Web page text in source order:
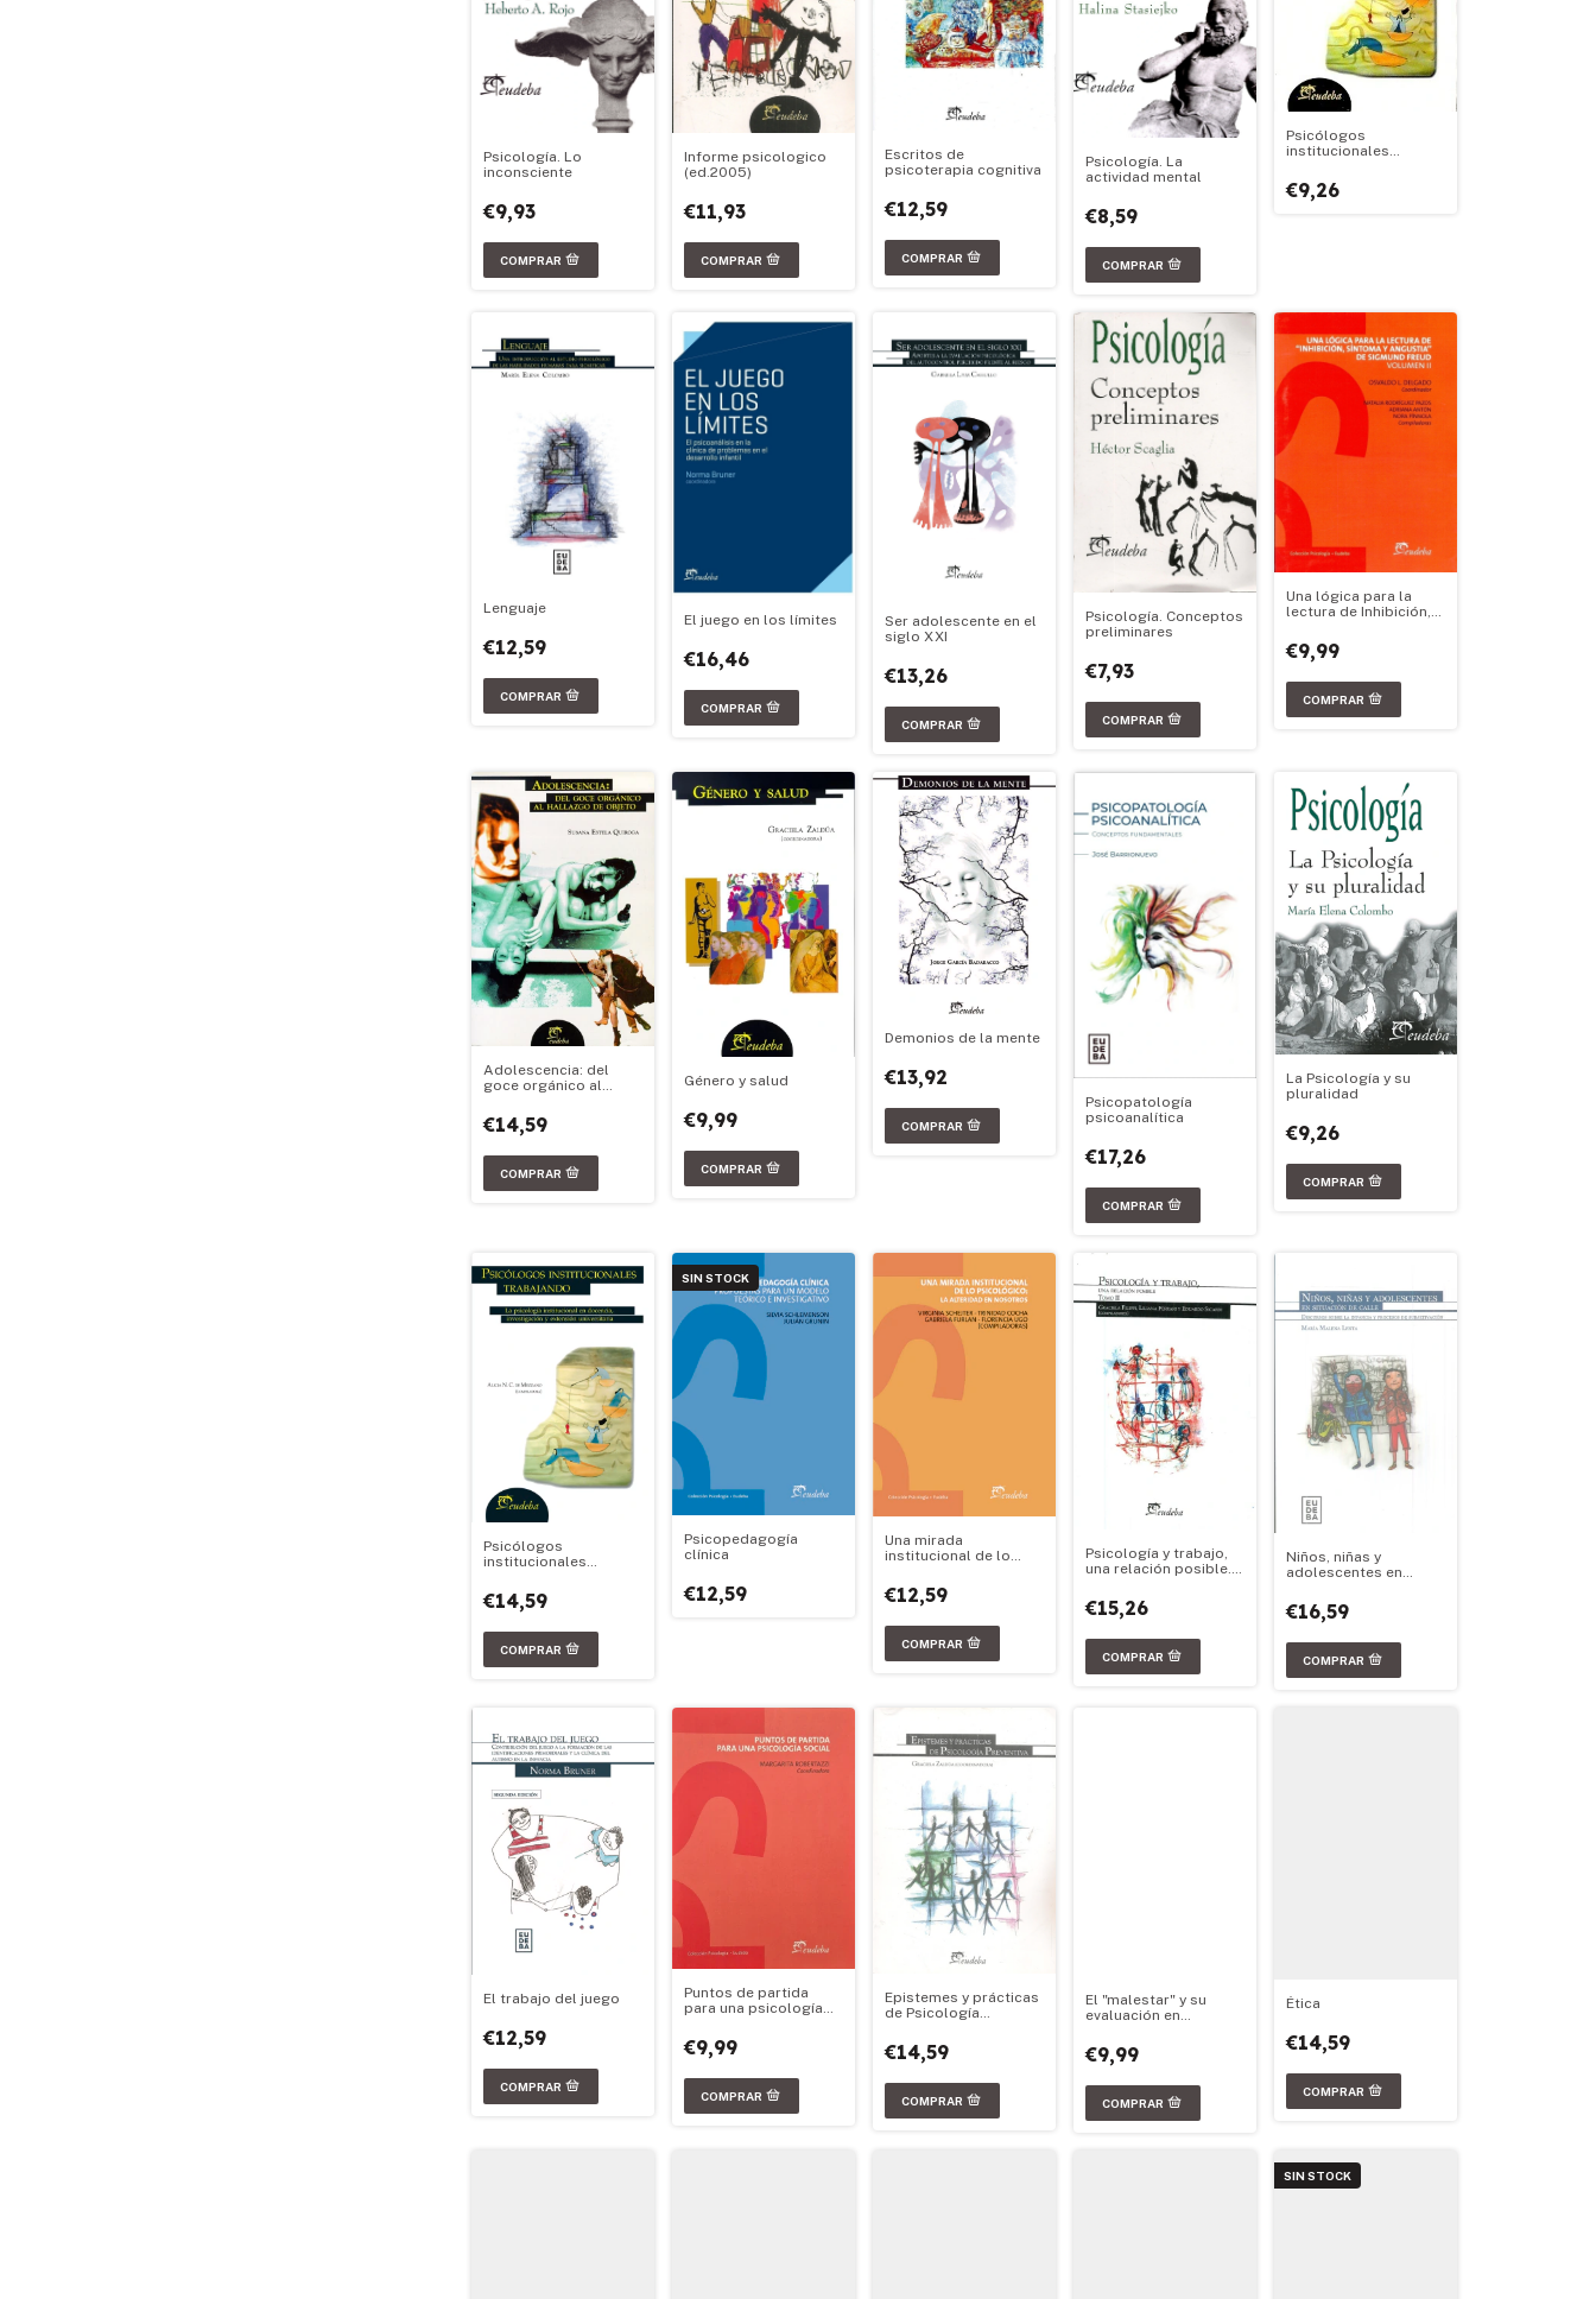
Psicología. Lo
inconsciente
€9,93
Informe psicologico
(ed.2005)
€11,93
Escritos de
psicoterapia cognitiva
€12,59
Psicología. La
actividad mental
€8,59
Psicólogos
institucionales
€9,26
Lenguaje
€12,59
El juego en los límites
€16,46
Ser adolescente en el
siglo XXI
€13,26
Psicología. Conceptos
preliminares
€7,93
Una lógica para la
lectura de Inhibición,
Sigmund Freud
Volumen II
€9,99
Adolescencia: del
goce orgánico al
€14,59
Género y salud
€9,99
Demonios de la mente
€13,92
Psicopatología
psicoanalítica
€17,26
La Psicología y su
pluralidad
€9,26
Psicólogos
institucionales
€14,59
SIN STOCK
Psicopedagogía
clínica
€12,59
Una mirada
institucional de lo
alteridad en nosotros
€12,59
Psicología y trabajo,
una relación posible.
€15,26
Niños, niñas y
adolescentes en
€16,59
El trabajo del juego
€12,59
Puntos de partida
para una psicología
€9,99
Epistemes y prácticas
de Psicología
€14,59
El "malestar" y su
evaluación en
€9,99
Ética
€14,59
SIN STOCK